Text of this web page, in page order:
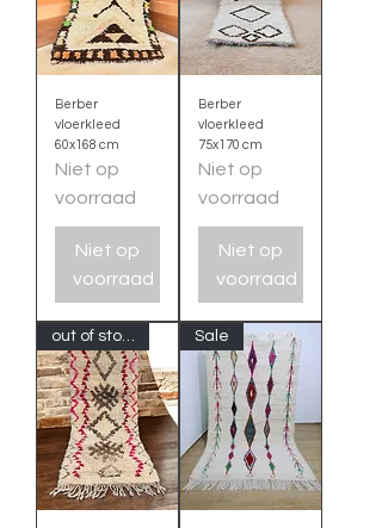
Berber
vloerkleed
60x168 cm
Niet op
voorraad
Niet op
voorraad
Berber
vloerkleed
75x170 cm
Niet op
voorraad
Niet op
voorraad
out of stock Sale